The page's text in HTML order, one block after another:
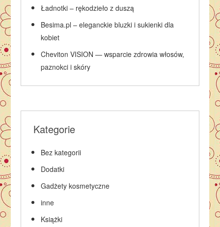
Ładnotki – rękodzieło z duszą
Besima.pl – eleganckie bluzki i sukienki dla
kobiet
Cheviton VISION — wsparcie zdrowia włosów,
paznokci i skóry
Kategorie
Bez kategorii
Dodatki
Gadżety kosmetyczne
inne
Książki